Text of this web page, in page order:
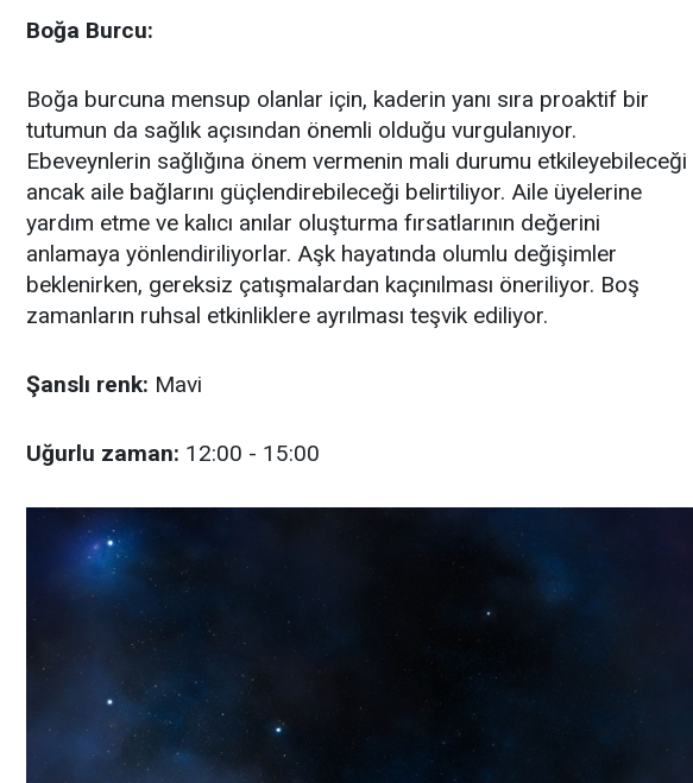
Boğa Burcu:
Boğa burcuna mensup olanlar için, kaderin yanı sıra proaktif bir
tutumun da sağlık açısından önemli olduğu vurgulanıyor.
Ebeveynlerin sağlığına önem vermenin mali durumu etkileyebileceği
ancak aile bağlarını güçlendirebileceği belirtiliyor. Aile üyelerine
yardım etme ve kalıcı anılar oluşturma fırsatlarının değerini
anlamaya yönlendiriliyorlar. Aşk hayatında olumlu değişimler
beklenirken, gereksiz çatışmalardan kaçınılması öneriliyor. Boş
zamanların ruhsal etkinliklere ayrılması teşvik ediliyor.
Şanslı renk: Mavi
Uğurlu zaman: 12:00 - 15:00